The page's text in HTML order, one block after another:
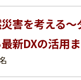
害を考える～
新DXの活用